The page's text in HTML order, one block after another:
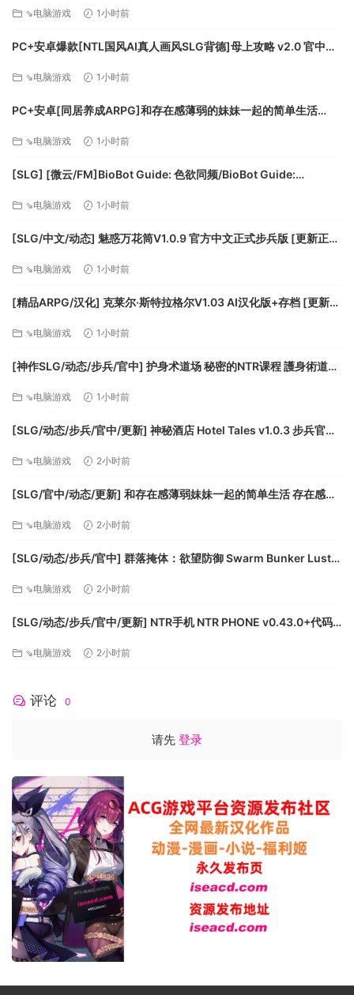
航。
自定义你的卡牌
收集虚空石，将其镶嵌到卡牌中来增强卡牌效果。选择给哪些
特点
超过380张可升级卡牌
可解锁卡牌和自定义卡背
玩家法术和能力 – 为出牌决策添加新元素
超过90种独特的手绘怪物
6种不同的虚空石，与卡牌升级组合能有14种效果
你的牌组由你构筑
虚空穹牢不是一款传统的牌组构筑游戏。你能在每场战斗前更
血牌换成狂怒牌，也许就能反败为胜。
敌人。
自定义你的卡牌
程中收集虚空石，并将其镶嵌到任意牌里，从而增强卡牌效
果。
以最简单的「劈砍」为例，它将造成5点伤害。镶嵌上黄色虚空
石后，打出这张牌还能获得4点格挡。或镶嵌蓝色虚空石，这张
些交互是游玩之乐和学习的一部分。
但这还不是全部！所有的牌都能升级！每张卡牌都有独特的升
级版（这并不总是仅提升数值！）。结合升级和虚空石，你能
虚空穹牢的卡牌战斗是快节奏和熟悉的，并有一些微妙的独特
变化。
虽然在每个回合开始时你都会回复一些能量，但除弃卡牌才能
让你最终决定你应该出哪些牌，以及你应该牺牲哪些牌来为之
后的回合做准备。右击卡牌将其除弃，送到弃牌堆并获得1点能
量。
敌人攻击时你会受到威胁。在你的下一回合结束时，威胁触发
并造成等额伤害。打出格挡牌能减少威胁，但你需要权衡攻
防。
过复杂计算得出需要多少点格挡。如果你有20点威胁，你就需
⇘电脑游戏 1小时前
PC+安卓爆款[NTL国风AI真人画风SLG背德]母上攻略 v2.0 官中动
⇘电脑游戏 1小时前
PC+安卓[同居养成ARPG]和存在感薄弱的妹妹一起的简单生活
生活[3.3G]百度/迅雷/UC/夸克
⇘电脑游戏 1小时前
[SLG] [微云/FM]BioBot Guide: 色欲同频/BioBot Guide:
⇘电脑游戏 1小时前
[SLG/中文/动态] 魅惑万花筒V1.0.9 官方中文正式步兵版 [更新正式
⇘电脑游戏 1小时前
[精品ARPG/汉化] 克莱尔·斯特拉格尔V1.03 AI汉化版+存档 [更新]
⇘电脑游戏 1小时前
[神作SLG/动态/步兵/官中] 护身术道场 秘密的NTR课程 護身術道場
[943M]
⇘电脑游戏 1小时前
[SLG/动态/步兵/官中/更新] 神秘酒店 Hotel Tales v1.0.3 步兵官中
⇘电脑游戏 2小时前
[SLG/官中/动态/更新] 和存在感薄弱妹妹一起的简单生活 存在感薄
⇘电脑游戏 2小时前
[SLG/动态/步兵/官中] 群落掩体：欲望防御 Swarm Bunker Lust
⇘电脑游戏 2小时前
[SLG/动态/步兵/官中/更新] NTR手机 NTR PHONE v0.43.0+代码
⇘电脑游戏 2小时前
评论 0
请先 登录